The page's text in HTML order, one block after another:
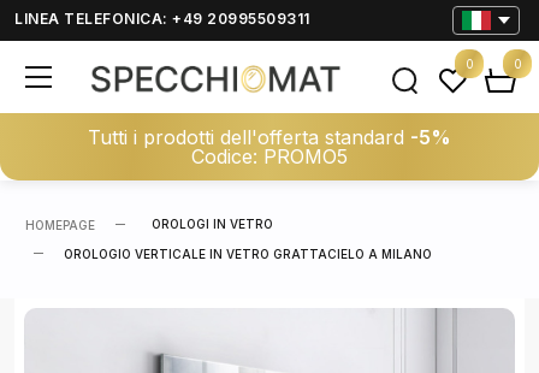
LINEA TELEFONICA: +49 20995509311
Tutti i prodotti dell'offerta standard -5%
Codice: PROMO5
0 0
HOMEPAGE OROLOGI IN VETRO
OROLOGIO VERTICALE IN VETRO GRATTACIELO A MILANO